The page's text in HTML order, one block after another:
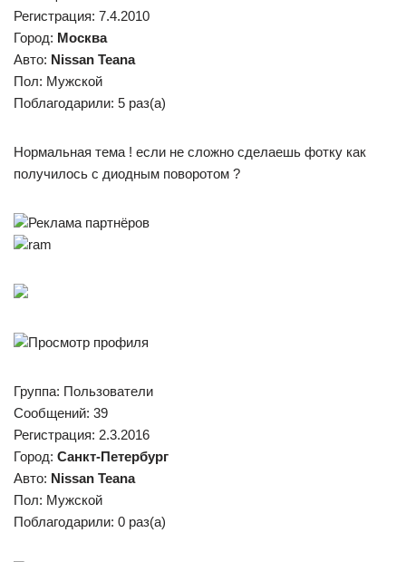
Регистрация: 7.4.2010
Город: Москва
Авто: Nissan Teana
Пол: Мужской
Поблагодарили: 5 раз(а)
Нормальная тема ! если не сложно сделаешь фотку как
получилось с диодным поворотом ?
Реклама партнёров
ram
Просмотр профиля
Группа: Пользователи
Сообщений: 39
Регистрация: 2.3.2016
Город: Санкт-Петербург
Авто: Nissan Teana
Пол: Мужской
Поблагодарили: 0 раз(а)